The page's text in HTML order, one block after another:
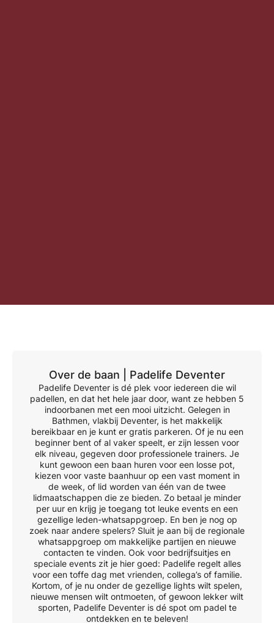
Over de baan | Padelife Deventer
Padelife Deventer is dé plek voor iedereen die wil
padellen, en dat het hele jaar door, want ze hebben 5
indoorbanen met een mooi uitzicht. Gelegen in
Bathmen, vlakbij Deventer, is het makkelijk
bereikbaar en je kunt er gratis parkeren. Of je nu een
beginner bent of al vaker speelt, er zijn lessen voor
elk niveau, gegeven door professionele trainers. Je
kunt gewoon een baan huren voor een losse pot,
kiezen voor vaste baanhuur op een vast moment in
de week, of lid worden van één van de twee
lidmaatschappen die ze bieden. Zo betaal je minder
per uur en krijg je toegang tot leuke events en een
gezellige leden-whatsappgroep. En ben je nog op
zoek naar andere spelers? Sluit je aan bij de regionale
whatsappgroep om makkelijke partijen en nieuwe
contacten te vinden. Ook voor bedrijfsuitjes en
speciale events zit je hier goed: Padelife regelt alles
voor een toffe dag met vrienden, collega’s of familie.
Kortom, of je nu onder de gezellige lights wilt spelen,
nieuwe mensen wilt ontmoeten, of gewoon lekker wilt
sporten, Padelife Deventer is dé spot om padel te
ontdekken en te beleven!